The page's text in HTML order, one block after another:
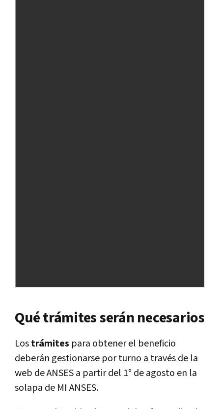
Qué trámites serán necesarios
Lostrámites para obtener el beneficio
deberán gestionarse por turno a través de la
web de ANSES a partir del 1° de agosto en la
solapa de MI ANSES.